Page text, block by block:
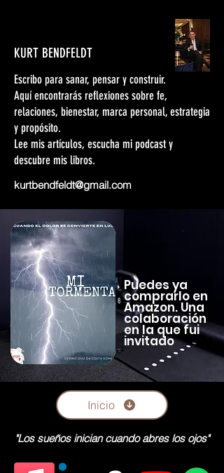
KURT BENDFELDT
Escribo para sanar, pensar y construir.
Aquí encontrarás reflexiones sobre fe,
relaciones, bienestar, marca personal, estrategia
y propósito.
Lee mis artículos, escucha mi podcast y
descubre mis libros.
kurtbendfeldt@gmail.com
Puedes ya
comprarlo en
Amazon. Una
colaboración
en la que fui
invitado
Inicio
"Los sueños inician cuando abres los ojos"